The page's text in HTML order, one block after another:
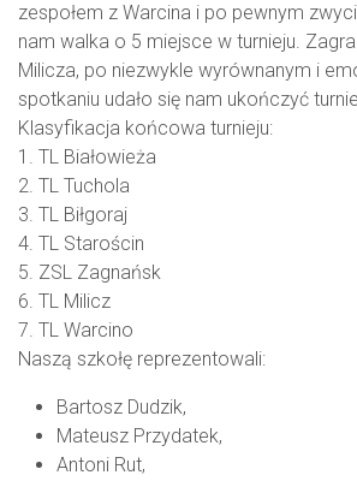
zespołem z Warcina i po pewnym
nam walka o 5 miejsce w turnieju.
Milicza, po niezwykle wyrównanym i
spotkaniu udało się nam ukończyć
Klasyfikacja końcowa turnieju:
1. TL Białowieża
2. TL Tuchola
3. TL Biłgoraj
4. TL Starościn
5. ZSL Zagnańsk
6. TL Milicz
7. TL Warcino
Naszą szkołę reprezentowali:
Bartosz Dudzik,
Mateusz Przydatek,
Antoni Rut,